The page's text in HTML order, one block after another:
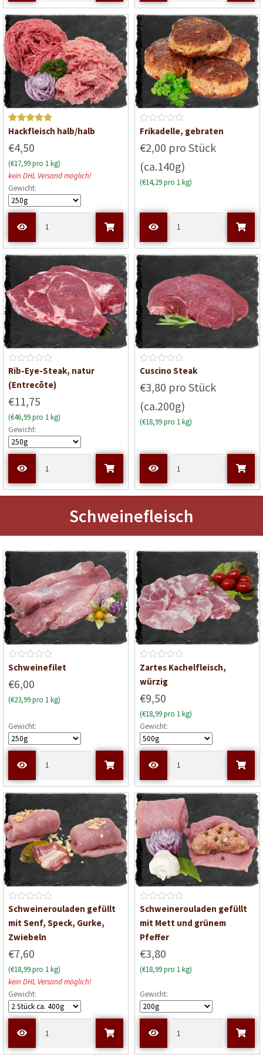
t
0
v
o
n
5
t
0
o
n
5
Bewerte
von 5
Hackfleisch halb/halb
€4,50
(€17,99 pro 1 kg)
kein DHL Versand möglich!
Gewicht:
B
w
e
r
i
t
0
o
5
Frikadelle, gebraten
€2,00 pro Stück
(ca.140g)
(€14,29 pro 1 kg)
B
e
e
r
t
e
t
t
5
Rib-Eye-Steak, natur
(Entrecôte)
€11,75
(€46,99 pro 1 kg)
Gewicht:
B
w
e
r
t
t
v
5
Cuscino Steak
€3,80 pro Stück
(ca.200g)
(€18,99 pro 1 kg)
Schweinefleisch
B
w
e
t
e
t
t
0
v
o
n
5
Schweinefilet
€6,00
(€23,99 pro 1 kg)
Gewicht:
B
e
r
t
e
t
t
0
v
o
n
Zartes Kachelfleisch,
würzig
€9,50
(€18,99 pro 1 kg)
Gewicht:
B
e
r
t
e
t
m
i
Schweinerouladen gefüllt
mit Senf, Speck, Gurke,
Zwiebeln
€7,60
(€18,99 pro 1 kg)
kein DHL Versand möglich!
Gewicht:
B
e
w
r
t
t
m
i
Schweinerouladen gefüllt
mit Mett und grünem
Pfeffer
€3,80
(€18,99 pro 1 kg)
Gewicht: